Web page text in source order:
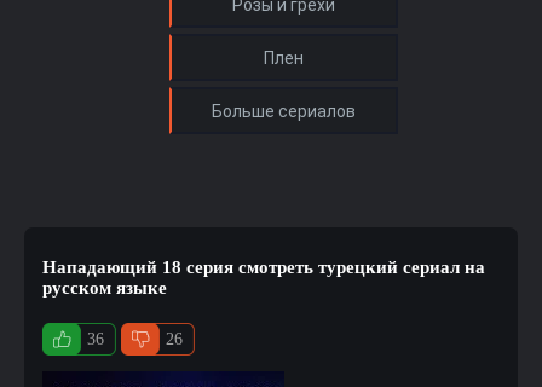
Нападающий 18 серия смотреть турецкий сериал на
русском языке
36 26